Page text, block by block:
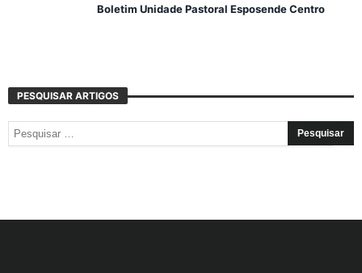
Boletim Unidade Pastoral Esposende Centro
PESQUISAR ARTIGOS